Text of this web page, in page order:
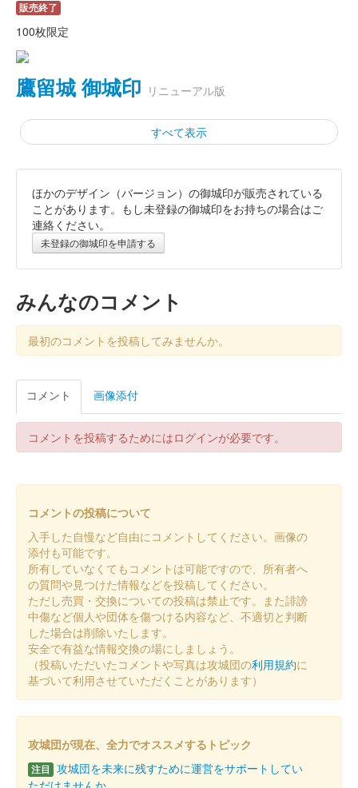
販売終了
100枚限定
鷹留城 御城印 リニューアル版
すべて表示
鷹留城 御城印 御城印合戦in福知山版
販売終了
令和6年9月8日に開催された御城印合戦in福知山のいわつき武者
の倉〜関東友城出展プロジェクト〜のブースにて販売された御城
印。100枚限定
鷹留城 御城印 群馬戦国御城印サミット 令和六年春版
販売終了
100枚限定
鷹留城 御城印
鷹留城 御城印
販売終了
鷹留城 御城印 お城EXPO 2022版
販売終了
鷹留城 御城印
ほかのデザイン（バージョン）の御城印が販売されている
ことがあります。もし未登録の御城印をお持ちの場合はご
連絡ください。
未登録の御城印を申請する
みんなのコメント
最初のコメントを投稿してみませんか。
コメント 画像添付
コメントを投稿するためにはログインが必要です。
コメントの投稿について
入手した自慢など自由にコメントしてください。画像の
添付も可能です。
所有していなくてもコメントは可能ですので、所有者へ
の質問や見つけた情報などを投稿してください。
ただし売買・交換についての投稿は禁止です。また誹謗
中傷など個人や団体を傷つける内容など、不適切と判断
した場合は削除いたします。
安全で有益な情報交換の場にしましょう。
（投稿いただいたコメントや写真は攻城団の利用規約に
基づいて利用させていただくことがあります）
攻城団が現在、全力でオススメするトピック
注目 攻城団を未来に残すために運営をサポートしてい